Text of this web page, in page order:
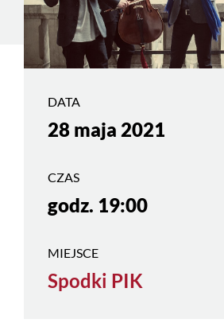
DATA
28 maja 2021
CZAS
godz. 19:00
MIEJSCE
Spodki PIK